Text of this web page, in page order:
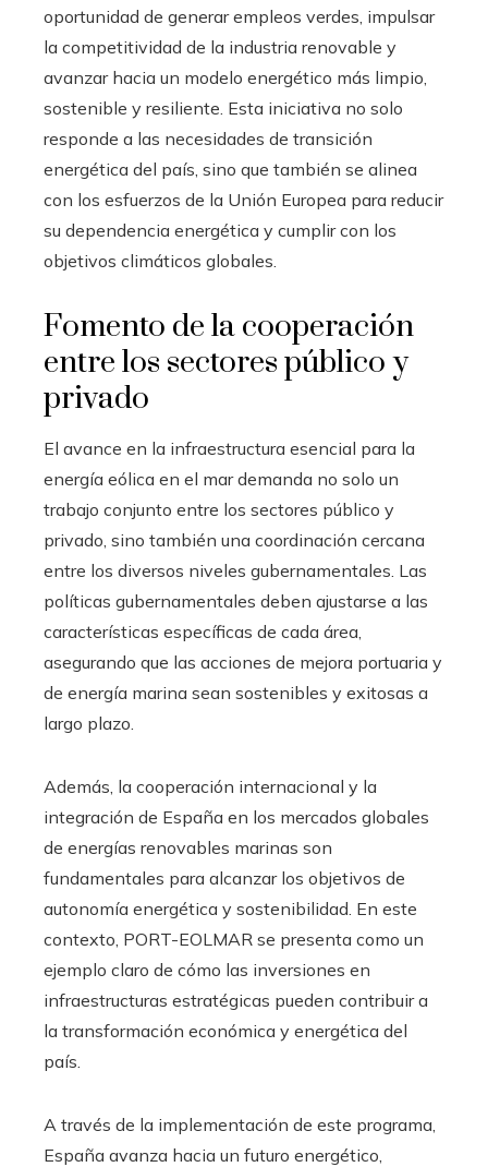
oportunidad de generar empleos verdes, impulsar
la competitividad de la industria renovable y
avanzar hacia un modelo energético más limpio,
sostenible y resiliente. Esta iniciativa no solo
responde a las necesidades de transición
energética del país, sino que también se alinea
con los esfuerzos de la Unión Europea para reducir
su dependencia energética y cumplir con los
objetivos climáticos globales.
Fomento de la cooperación
entre los sectores público y
privado
El avance en la infraestructura esencial para la
energía eólica en el mar demanda no solo un
trabajo conjunto entre los sectores público y
privado, sino también una coordinación cercana
entre los diversos niveles gubernamentales. Las
políticas gubernamentales deben ajustarse a las
características específicas de cada área,
asegurando que las acciones de mejora portuaria y
de energía marina sean sostenibles y exitosas a
largo plazo.
Además, la cooperación internacional y la
integración de España en los mercados globales
de energías renovables marinas son
fundamentales para alcanzar los objetivos de
autonomía energética y sostenibilidad. En este
contexto, PORT-EOLMAR se presenta como un
ejemplo claro de cómo las inversiones en
infraestructuras estratégicas pueden contribuir a
la transformación económica y energética del
país.
A través de la implementación de este programa,
España avanza hacia un futuro energético,